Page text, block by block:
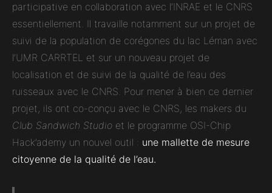
participative en collaboration avec l’INRAE et le CNRS
essentiellement. Il travaille notamment sur un projet de
suivi de la population de corégones du lac Léman avec
l’UMR CARRTEL et sur un nouveau projet de
localisation et de suivi de la qualité de l’eau des
ruisseaux avec le CNRS. Pour mener à bien ce dernier
projet, ils ont co-conçu avec le CNRS, les makers du
Club Sandwich Studio et le programme OSI-Chip
Hack’ademy un nouvel outil : une mallette de mesure
citoyenne de la qualité de l’eau.